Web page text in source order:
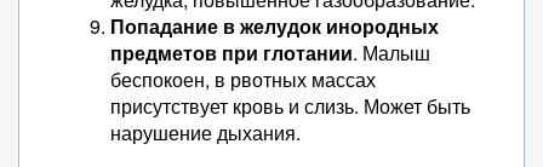
Попадание в желудок инородных
предметов при глотании. Малыш
беспокоен, в рвотных массах
присутствует кровь и слизь. Может быть
нарушение дыхания.